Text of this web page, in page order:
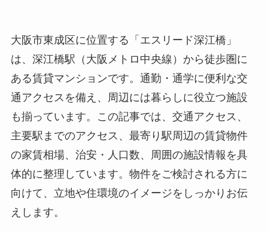
大阪市東成区に位置する「エスリード深江橋」
は、深江橋駅（大阪メトロ中央線）から徒歩圏に
ある賃貸マンションです。通勤・通学に便利な交
通アクセスを備え、周辺には暮らしに役立つ施設
も揃っています。この記事では、交通アクセス、
主要駅までのアクセス、最寄り駅周辺の賃貸物件
の家賃相場、治安・人口数、周囲の施設情報を具
体的に整理しています。物件をご検討される方に
向けて、立地や住環境のイメージをしっかりお伝
えします。